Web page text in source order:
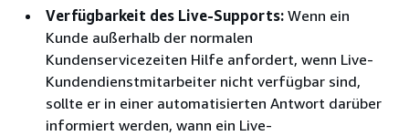
Verfügbarkeit des Live-Supports: Wenn ein
Kunde außerhalb der normalen
Kundenservicezeiten Hilfe anfordert, wenn Live-
Kundendienstmitarbeiter nicht verfügbar sind,
sollte er in einer automatisierten Antwort darüber
informiert werden, wann ein Live-